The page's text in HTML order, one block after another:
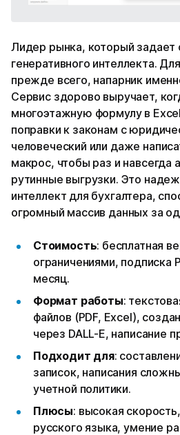
Лидер рынка, который задает
генеративного интеллекта.
прежде всего, напарник
Сервис здорово выручает,
многоэтажную формулу в
поправки к законам с
человеческий или даже
макрос, чтобы раз и навсегда
рутинные выгрузки. Это
интеллект для бухгалтера,
огромный массив данных за
Стоимость: бесплатная
ограничениями, подписка
месяц.
Формат работы:
файлов (PDF, Excel),
через DALL-E, написание
Подходит для:
записок, написания
учетной политики.
Плюсы: высокая
русского языка, умение